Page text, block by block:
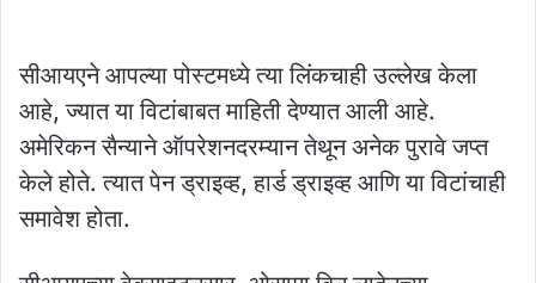
सीआयएने आपल्या पोस्टमध्ये त्या लिंकचाही उल्लेख केला
आहे, ज्यात या विटांबाबत माहिती देण्यात आली आहे.
अमेरिकन सैन्याने ऑपरेशनदरम्यान तेथून अनेक पुरावे जप्त
केले होते. त्यात पेन ड्राइव्ह, हार्ड ड्राइव्ह आणि या विटांचाही
समावेश होता.